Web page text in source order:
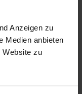
Anzeigen zu
Medien anbieten
Website zu
-
5
% UVP